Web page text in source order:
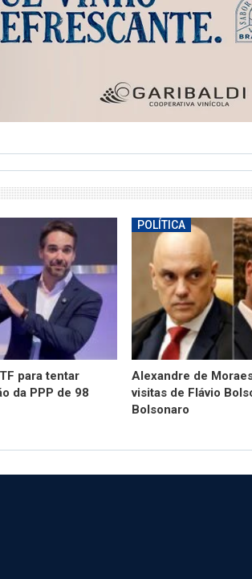
para tentar
da PPP de 98
POLÍTICA
Alexandre de
visitas de Flávio
Bolsonaro